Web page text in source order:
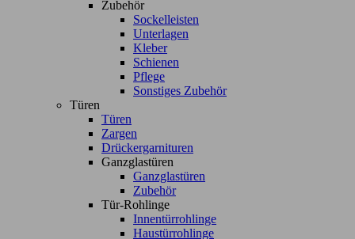
Zubehör
Sockelleisten
Unterlagen
Kleber
Schienen
Pflege
Sonstiges Zubehör
Türen
Türen
Zargen
Drückergarnituren
Ganzglastüren
Ganzglastüren
Zubehör
Tür-Rohlinge
Innentürrohlinge
Haustürrohlinge